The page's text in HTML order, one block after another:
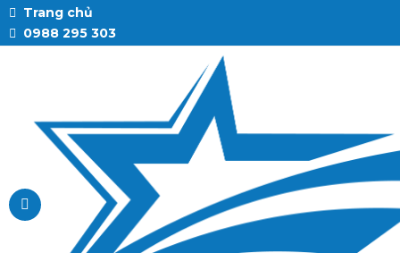
Trang chủ
0988 295 303